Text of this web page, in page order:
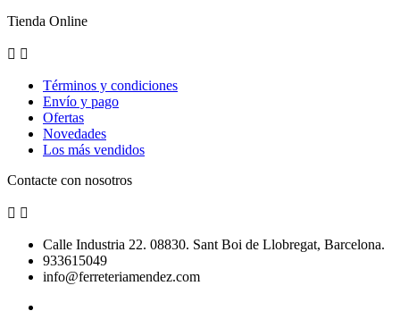
Tienda Online
 
Términos y condiciones
Envío y pago
Ofertas
Novedades
Los más vendidos
Contacte con nosotros
 
Calle Industria 22. 08830. Sant Boi de Llobregat, Barcelona.
933615049
info@ferreteriamendez.com